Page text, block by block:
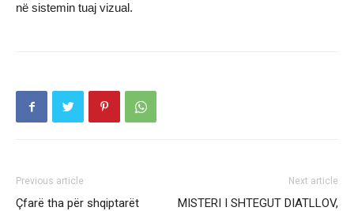
në sistemin tuaj vizual.
Previous article
Çfarë tha për shqiptarët
Next article
MISTERI I SHTEGUT DIATLLOV,